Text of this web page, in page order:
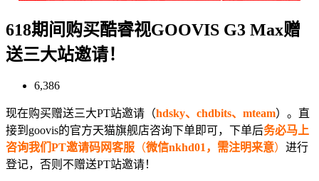
618期间购买酷睿视GOOVIS G3 Max赠
送三大站邀请！
6,386
现在购买赠送三大PT站邀请（hdsky、chdbits、mteam）。直
接到goovis的官方天猫旗舰店咨询下单即可，下单后务必马上
咨询我们PT邀请码网客服 （微信nkhd01，需注明来意） 进行
登记，否则不赠送PT站邀请！